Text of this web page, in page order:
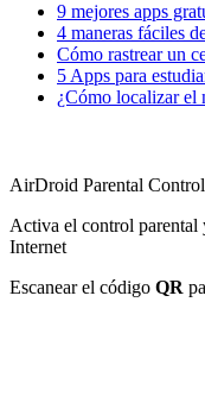
9 mejores apps
4 maneras fáciles
Cómo rastrear un
5 Apps para
¿Cómo localizar el
AirDroid Parental Control
Activa el control parental
Internet
Escanear el código QR